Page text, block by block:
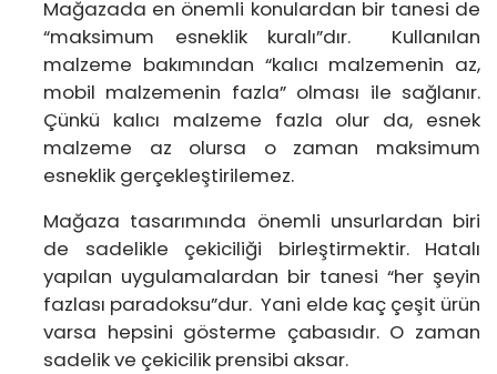
Mağazada en önemli konulardan bir tanesi de
“maksimum esneklik kuralı”dır. Kullanılan
malzeme bakımından “kalıcı malzemenin az,
mobil malzemenin fazla” olması ile sağlanır.
Çünkü kalıcı malzeme fazla olur da, esnek
malzeme az olursa o zaman maksimum
esneklik gerçekleştirilemez.
Mağaza tasarımında önemli unsurlardan biri
de sadelikle çekiciliği birleştirmektir. Hatalı
yapılan uygulamalardan bir tanesi “her şeyin
fazlası paradoksu”dur. Yani elde kaç çeşit ürün
varsa hepsini gösterme çabasıdır. O zaman
sadelik ve çekicilik prensibi aksar.